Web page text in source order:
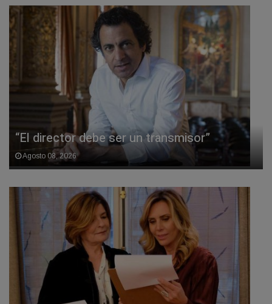
“El director debe ser un transmisor”
Agosto 08, 2026